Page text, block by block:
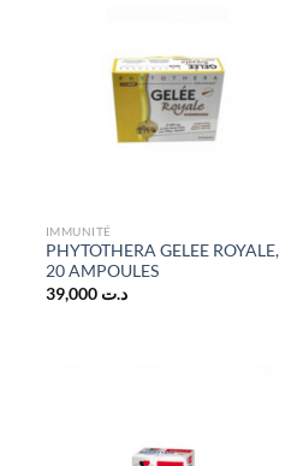
IMMUNITÉ
PHYTOTHERA GELEE ROYALE,
20 AMPOULES
د.ت 39,000